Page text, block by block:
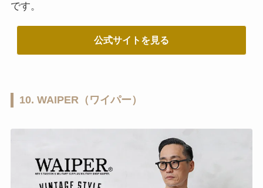
です。
公式サイトを見る
10. WAIPER（ワイパー）